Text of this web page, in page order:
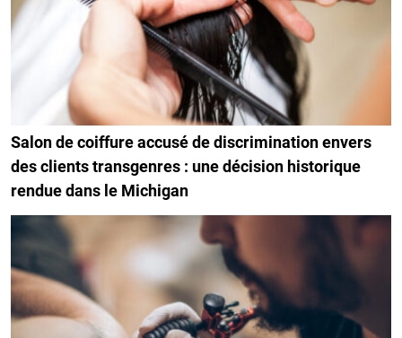
Salon de coiffure accusé de discrimination envers
des clients transgenres : une décision historique
rendue dans le Michigan